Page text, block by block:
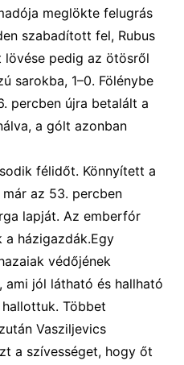
meglökte felugrás
szabadított fel, Rubus
pedig az ötösről
sarokba, 1–0. Fölénybe
percben újra betalált a
a gólt azonban
félidőt. Könnyített a
az 53. percben
lapját. Az emberfór
házigazdák.Egy
védőjének
jól látható és hallható
Többet
Vasziljevics
a szívességet, hogy őt